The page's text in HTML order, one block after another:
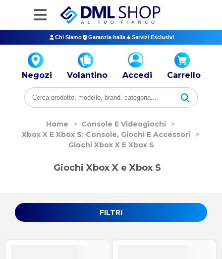
Chi Siamo Garanzia Italia Servizi Esclusivi
Negozi Volantino Accedi Carrello
Home > Console E Videogiochi
>
Xbox X E Xbox S: Console, Giochi E Accessori
>
Giochi Xbox X E Xbox S
FILTRI
Giochi Xbox X e Xbox S